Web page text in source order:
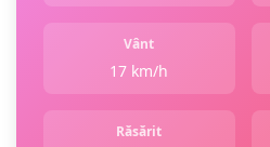
Vânt
17 km/h
Răsărit